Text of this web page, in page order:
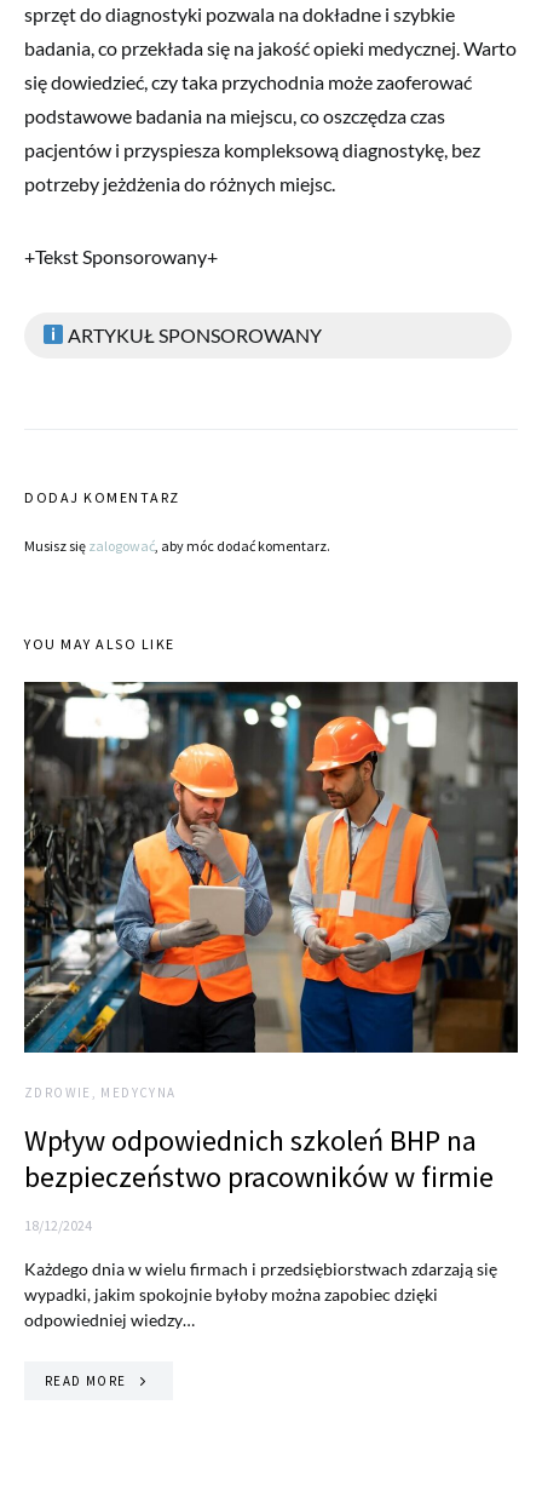
sprzęt do diagnostyki pozwala na dokładne i szybkie
badania, co przekłada się na jakość opieki medycznej. Warto
się dowiedzieć, czy taka przychodnia może zaoferować
podstawowe badania na miejscu, co oszczędza czas
pacjentów i przyspiesza kompleksową diagnostykę, bez
potrzeby jeżdżenia do różnych miejsc.
+Tekst Sponsorowany+
ARTYKUŁ SPONSOROWANY
DODAJ KOMENTARZ
Musisz się zalogować , aby móc dodać komentarz.
YOU MAY ALSO LIKE
ZDROWIE, MEDYCYNA
Wpływ odpowiednich szkoleń BHP na
bezpieczeństwo pracowników w firmie
18/12/2024
Każdego dnia w wielu firmach i przedsiębiorstwach zdarzają się
wypadki, jakim spokojnie byłoby można zapobiec dzięki
odpowiedniej wiedzy…
READ MORE